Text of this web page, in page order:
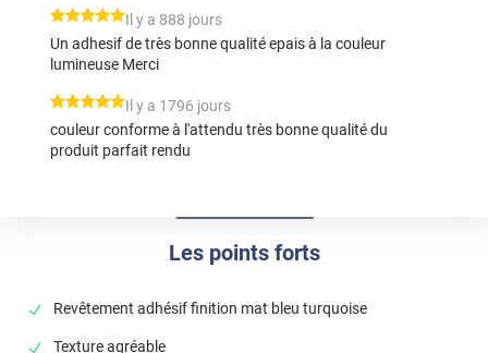
Les points forts
Revêtement adhésif finition mat bleu turquoise
Texture agréable
*****
Il y a 888 jours
Un adhesif de très bonne qualité epais à la couleur
lumineuse Merci
*****
Il y a 1796 jours
couleur conforme à l'attendu très bonne qualité du
produit parfait rendu